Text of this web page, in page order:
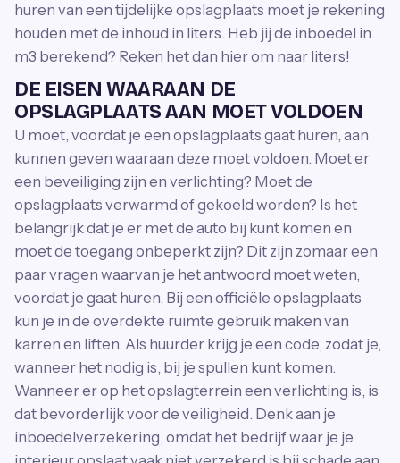
huren van een tijdelijke opslagplaats moet je rekening
houden met de inhoud in liters. Heb jij de inboedel in
m3 berekend? Reken het dan hier om naar liters!
DE EISEN WAARAAN DE
OPSLAGPLAATS AAN MOET VOLDOEN
U moet, voordat je een opslagplaats gaat huren, aan
kunnen geven waaraan deze moet voldoen. Moet er
een beveiliging zijn en verlichting? Moet de
opslagplaats verwarmd of gekoeld worden? Is het
belangrijk dat je er met de auto bij kunt komen en
moet de toegang onbeperkt zijn? Dit zijn zomaar een
paar vragen waarvan je het antwoord moet weten,
voordat je gaat huren. Bij een officiële opslagplaats
kun je in de overdekte ruimte gebruik maken van
karren en liften. Als huurder krijg je een code, zodat je,
wanneer het nodig is, bij je spullen kunt komen.
Wanneer er op het opslagterrein een verlichting is, is
dat bevorderlijk voor de veiligheid. Denk aan je
inboedelverzekering, omdat het bedrijf waar je je